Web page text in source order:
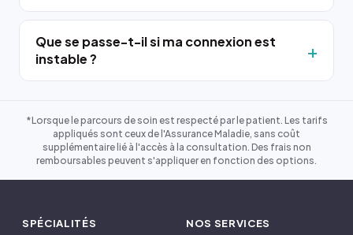
Que se passe-t-il si ma connexion est
instable ?
*Lorsque le parcours de soin est respecté par le patient. Les tarifs
appliqués sont ceux de l'Assurance Maladie, sans coût
supplémentaire lié à l'accès à la consultation. Des frais non
remboursables peuvent s'appliquer en fonction des options.
SPÉCIALITÉS NOS SERVICES